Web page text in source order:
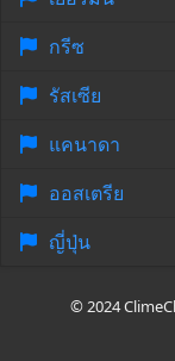
กรีซ
รัสเซีย
แคนาดา
ออสเตรีย
ญี่ปุ่น
© 2024